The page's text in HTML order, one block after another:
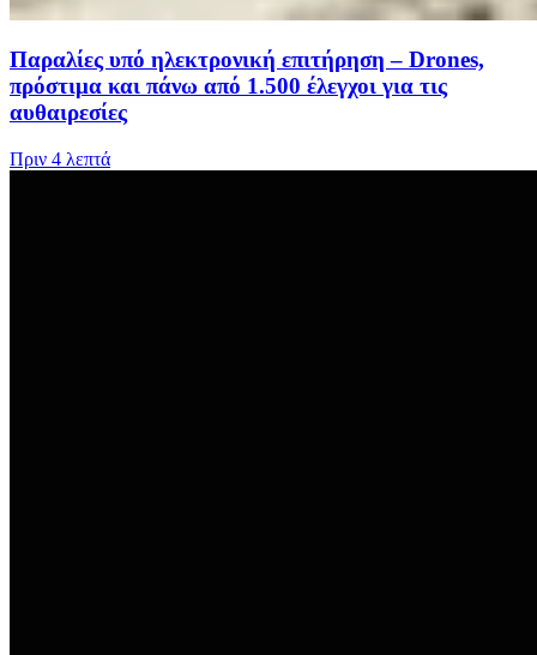
Παραλίες υπό ηλεκτρονική επιτήρηση – Drones,
πρόστιμα και πάνω από 1.500 έλεγχοι για τις
αυθαιρεσίες
Πριν 4 λεπτά